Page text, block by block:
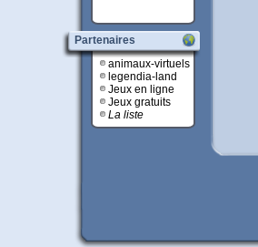
Partenaires
animaux-virtuels
legendia-land
Jeux en ligne
Jeux gratuits
La liste